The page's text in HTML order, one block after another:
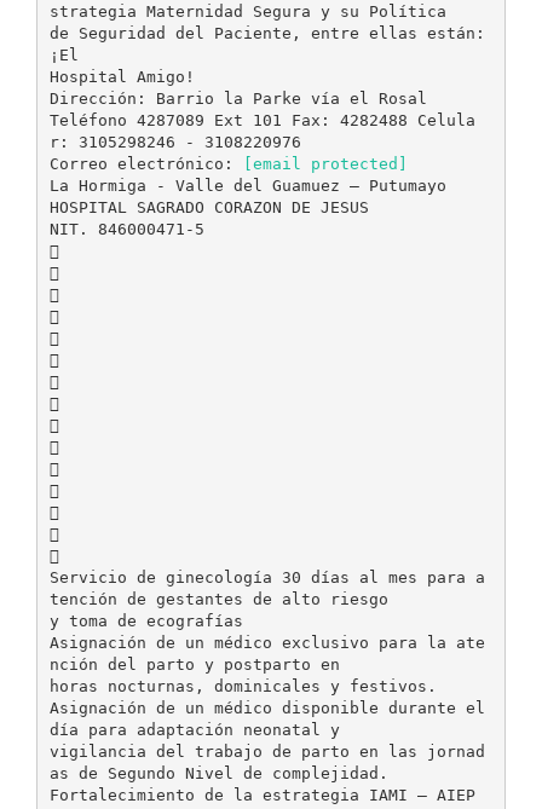
strategia Maternidad Segura y su Política
de Seguridad del Paciente, entre ellas están:
¡El
Hospital Amigo!
Dirección: Barrio la Parke vía el Rosal
Teléfono 4287089 Ext 101 Fax: 4282488 Celula
r: 3105298246 - 3108220976
Correo electrónico:
[email protected]
La Hormiga - Valle del Guamuez – Putumayo
HOSPITAL SAGRADO CORAZON DE JESUS
NIT. 846000471-5















Servicio de ginecología 30 días al mes para a
tención de gestantes de alto riesgo
y toma de ecografías
Asignación de un médico exclusivo para la ate
nción del parto y postparto en
horas nocturnas, dominicales y festivos.
Asignación de un médico disponible durante el
día para adaptación neonatal y
vigilancia del trabajo de parto en las jornad
as de Segundo Nivel de complejidad.
Fortalecimiento de la estrategia IAMI – AIEP